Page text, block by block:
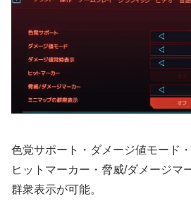
色覚サポート・ダメージ値モード
ヒットマーカー・脅威/ダメージマ
群衆表示が可能。